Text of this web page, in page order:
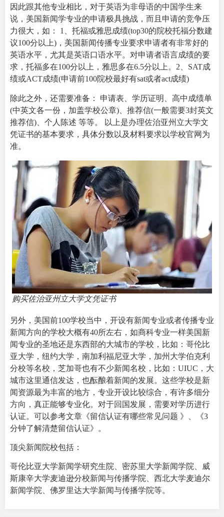
因此跟其他专业相比，对于英语为非母语的中国学生来
说，美国新闻学专业的申请极具挑战，而且申请的竞争压
力很大，如： 1、托福或雅思成绩(top30的院校托福分数建
议100分以上)，美国新闻传播专业要求申请者有非常好的
英语水平，尤其是英语口语水平。对申请者语言成绩的要
求，托福多在100分以上，雅思多在6.5分以上。2、SAT成
绩或ACT成绩(申请前100院校最好有sat或者act成绩)
除此之外，还需要准备： 申请表、学历证明、高中成绩单
(中英文各一份，加盖学校公章)、推荐信(一般需要3封英文
推荐信)、个人陈述 等等。 以上是办理佐治亚州立大学文
凭证书的基本要求，具体分数以及材料要求以学校官网为
准。
购买佐治亚州立大学文凭证书
另外，美国前100学校当中，开设有新闻专业或者传播专业
新闻方向的学校大概有40所左右，如商科专业一样美国新
闻专业的圣地还是东西部的大城市的学校，比如：哥伦比
亚大学，纽约大学，南加利福尼亚大学，加州大学伯克利
分校等名校，芝加哥也有不少新闻名校，比如： UIUC ，大
城市这里通信发达，也酝酿着新闻的发展。这些学校是新
闻资源最为丰富的地方，专业开设比较综合，有许多细分
方向，真正能够专业化。对于回国发展，需要对学历进行
认证。可以参考文章《留信认证有哪些常见问题 》、《3
分钟了解清楚留信认证》。
顶尖新闻院校包括：
哥伦比亚大学新闻学研究生院、密苏里大学新闻学院、威
斯康辛大学麦迪逊分校新闻与传播学院、西北大学麦迪尔
新闻学院、佛罗里达大学新闻与传播学院等。